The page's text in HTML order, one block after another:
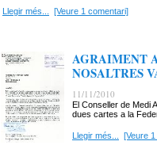
Llegir més... [Veure 1 comentari]
AGRAIMENT
NOSALTRES
11/11/2010
El Conseller de Medi
dues cartes a la
Llegir més... [Veure